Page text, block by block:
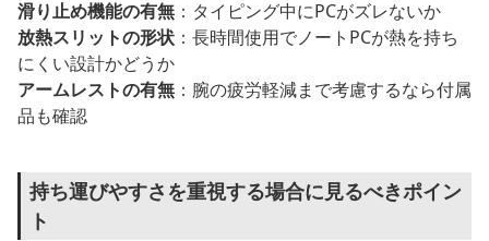
滑り止め機能の有無 ：タイピング中にPCがズレないか
放熱スリットの形状 ：長時間使用でノートPCが熱を持ち
にくい設計かどうか
アームレストの有無 ：腕の疲労軽減まで考慮するなら付属
品も確認
持ち運びやすさを重視する場合に見るべきポイン
ト